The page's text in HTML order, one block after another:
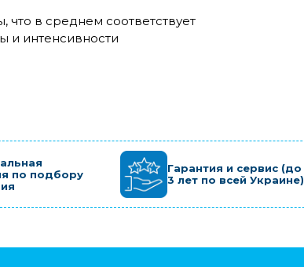
что в среднем соответствует
и интенсивности
по подбору
Гарантия и сервис (до
3 лет по всей Украине)